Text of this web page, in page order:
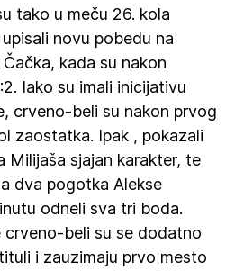
tako u meču 26. kola
novu pobedu na
kada su nakon
Iako su imali inicijativu
crveno-beli su nakon prvog
zaostatka. Ipak , pokazali
Milijaša sjajan karakter, te
dva pogotka Alekse
odneli sva tri boda.
crveno-beli su se dodatno
i zauzimaju prvo mesto